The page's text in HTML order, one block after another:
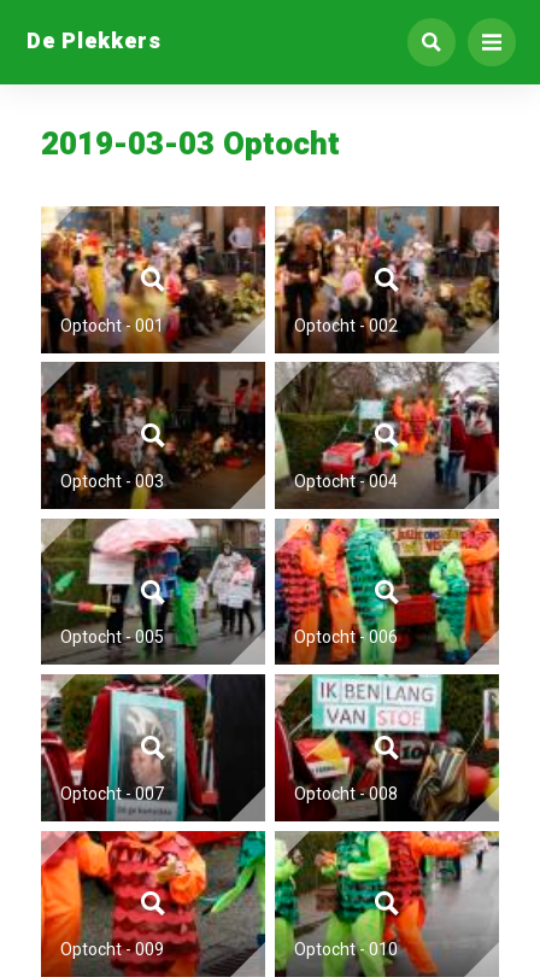
De Plekkers
2019-03-03 Optocht
Optocht - 001 Optocht - 002
Optocht - 003 Optocht - 004
Optocht - 005 Optocht - 006
Optocht - 007 Optocht - 008
Optocht - 009 Optocht - 010